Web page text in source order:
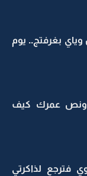
بغرفتج.. يوم
ونص عمرك كيف
فترجع لذاكرتي